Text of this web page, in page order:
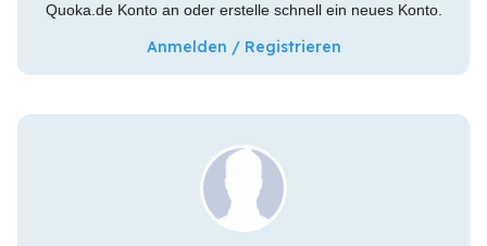
Quoka.de Konto an oder erstelle schnell ein neues Konto.
Anmelden / Registrieren